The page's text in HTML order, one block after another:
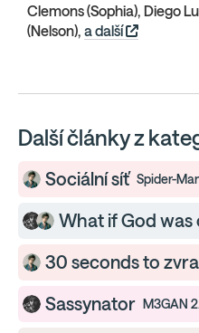
Clemons (Sophia), Diego
(Nelson), a další
Další články z
Sociální síť Spider-
What if God was
30 seconds to
Sassynator
M3GAN